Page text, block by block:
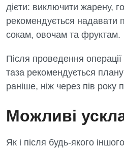
дієти: виключити жарену,
рекомендується надавати
сокам, овочам та фруктам.
Після проведення
таза рекомендується
раніше, ніж через пів року
Можливі
Як і після будь-якого